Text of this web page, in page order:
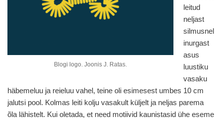
Blogi logo. Joonis J. Ratas.
leitud
neljast
silmusnel
inurgast
asus
luustiku
vasaku
häbemeluu ja reieluu vahel, teine oli esimesest umbes 10 cm
jalutsi pool. Kolmas leiti kolju vasakult küljelt ja neljas parema
õla lähistelt. Kui oletada, et need motiivid kaunistasid ühe eseme